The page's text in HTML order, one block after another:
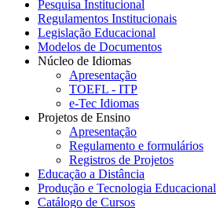
Pesquisa Institucional
Regulamentos Institucionais
Legislação Educacional
Modelos de Documentos
Núcleo de Idiomas
Apresentação
TOEFL - ITP
e-Tec Idiomas
Projetos de Ensino
Apresentação
Regulamento e formulários
Registros de Projetos
Educação a Distância
Produção e Tecnologia Educacional
Catálogo de Cursos